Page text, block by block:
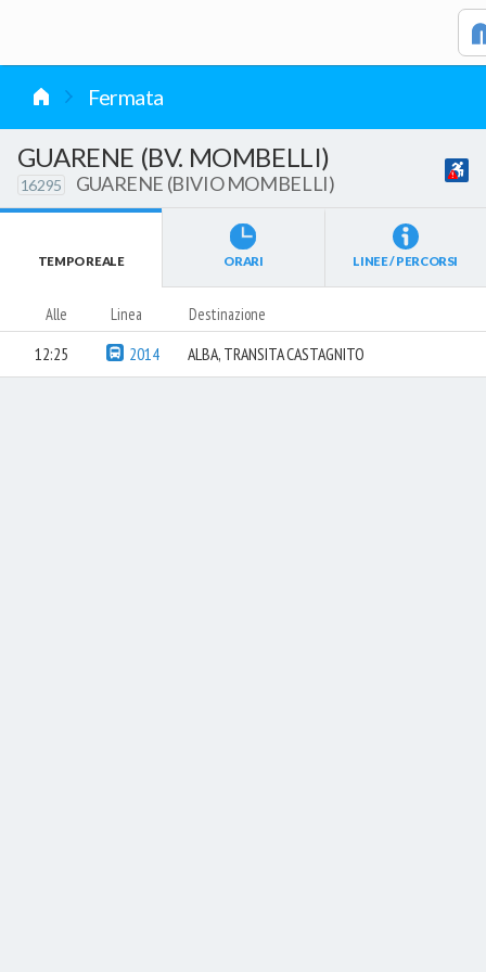
Fermata
GUARENE (BV. MOMBELLI)
16295 GUARENE (BIVIO MOMBELLI)
TEMPO REALE ORARI LINEE / PERCORSI
Alle Linea Destinazione
12:25 2014 ALBA, TRANSITA CASTAGNITO